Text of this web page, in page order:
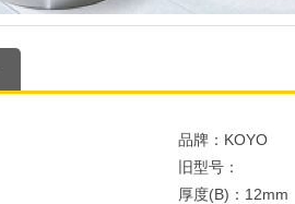
品牌：KOYO
旧型号：
厚度(B)：12mm